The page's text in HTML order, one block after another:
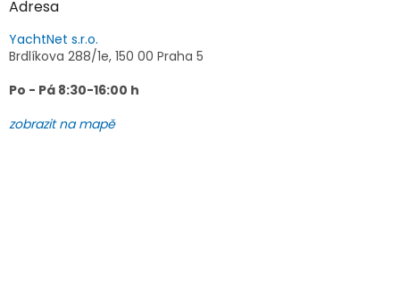
Adresa
YachtNet s.r.o.
Brdlíkova 288/1e, 150 00 Praha 5
Po - Pá 8:30-16:00 h
zobrazit na mapě